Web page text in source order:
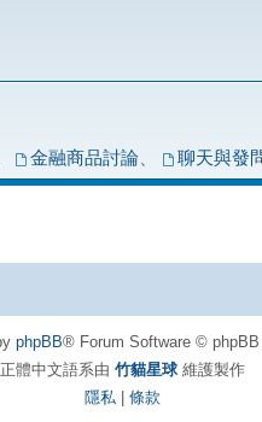
金融商品討論 聊天與發
phpBB® Forum Software © phpBB
正體中文語系由 竹貓星球維護製作
隱私
條款